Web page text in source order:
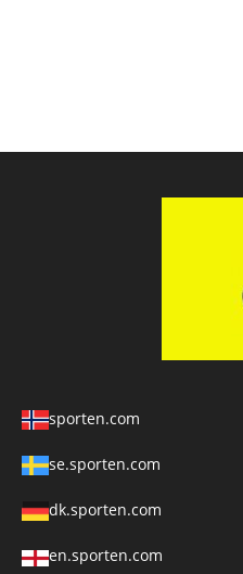
sporten.com
se.sporten.com
dk.sporten.com
en.sporten.com